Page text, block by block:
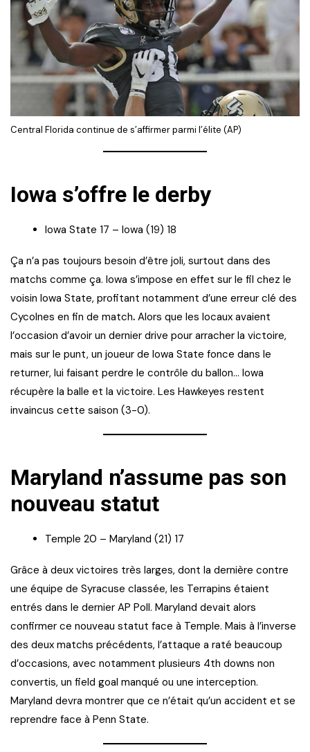
Central Florida continue de s’affirmer parmi l’élite (AP)
Iowa s’offre le derby
Iowa State 17 – Iowa (19) 18
Ça n’a pas toujours besoin d’être joli, surtout dans des
matchs comme ça. Iowa s’impose en effet sur le fil chez le
voisin Iowa State, profitant notamment d’une erreur clé des
Cycolnes en fin de match. Alors que les locaux avaient
l’occasion d’avoir un dernier drive pour arracher la victoire,
mais sur le punt, un joueur de Iowa State fonce dans le
returner, lui faisant perdre le contrôle du ballon… Iowa
récupère la balle et la victoire. Les Hawkeyes restent
invaincus cette saison (3-0).
Maryland n’assume pas son
nouveau statut
Temple 20 – Maryland (21) 17
Grâce à deux victoires très larges, dont la dernière contre
une équipe de Syracuse classée, les Terrapins étaient
entrés dans le dernier AP Poll. Maryland devait alors
confirmer ce nouveau statut face à Temple. Mais à l’inverse
des deux matchs précédents, l’attaque a raté beaucoup
d’occasions, avec notamment plusieurs 4th downs non
convertis, un field goal manqué ou une interception.
Maryland devra montrer que ce n’était qu’un accident et se
reprendre face à Penn State.